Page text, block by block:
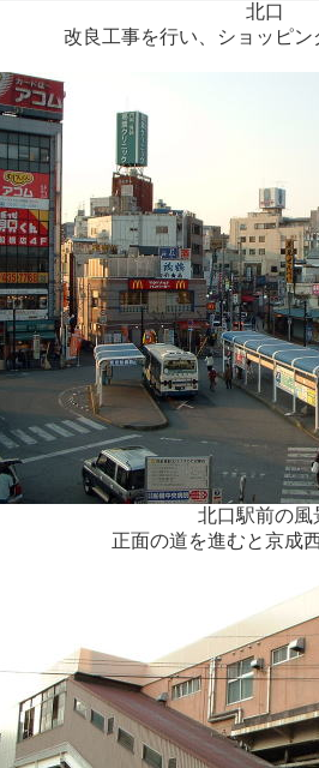
北口
改良工事を行い、ショッピン
北口駅前の風
正面の道を進むと京成